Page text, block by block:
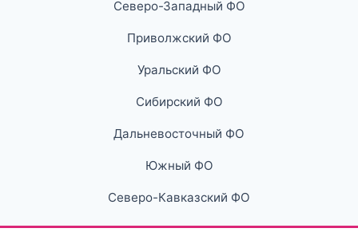
Северо-Западный ФО
Приволжский ФО
Уральский ФО
Сибирский ФО
Дальневосточный ФО
Южный ФО
Северо-Кавказский ФО